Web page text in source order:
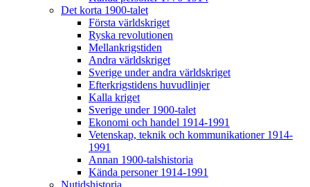
Det korta 1900-talet
Första världskriget
Ryska revolutionen
Mellankrigstiden
Andra världskriget
Sverige under andra världskriget
Efterkrigstidens huvudlinjer
Kalla kriget
Sverige under 1900-talet
Ekonomi och handel 1914-1991
Vetenskap, teknik och kommunikationer 1914-
1991
Annan 1900-talshistoria
Kända personer 1914-1991